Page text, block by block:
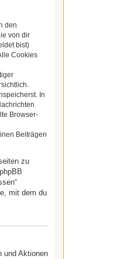
den
von dir
bist)
Cookies
In
Browser-
Beiträgen
zu
mit dem du
und Aktionen